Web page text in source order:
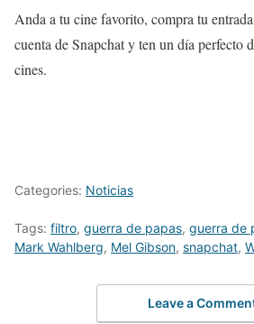
Anda a tu cine favorito, compra tu
cuenta de Snapchat y ten un día perfecto
cines.
Categories: Noticias
Tags: filtro, guerra de papas, guerra de
Mark Wahlberg, Mel Gibson, snapchat,
Leave a